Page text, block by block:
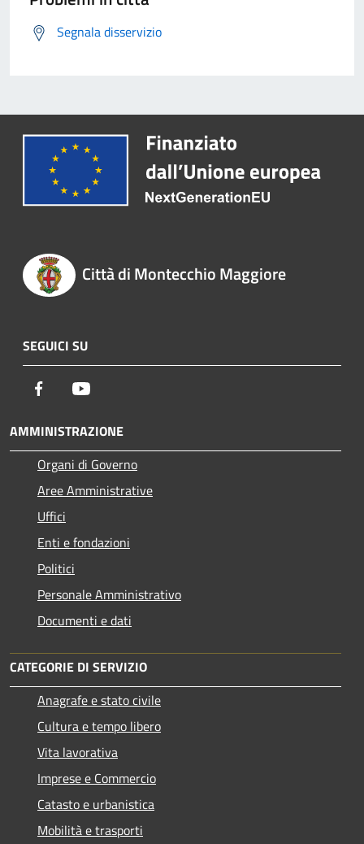
Segnala disservizio
Città di Montecchio Maggiore
SEGUICI SU
Facebook
AMMINISTRAZIONE
Organi di Governo
Aree Amministrative
Uffici
Enti e fondazioni
Politici
Personale Amministrativo
Documenti e dati
CATEGORIE DI SERVIZIO
Anagrafe e stato civile
Cultura e tempo libero
Vita lavorativa
Imprese e Commercio
Catasto e urbanistica
Mobilità e trasporti